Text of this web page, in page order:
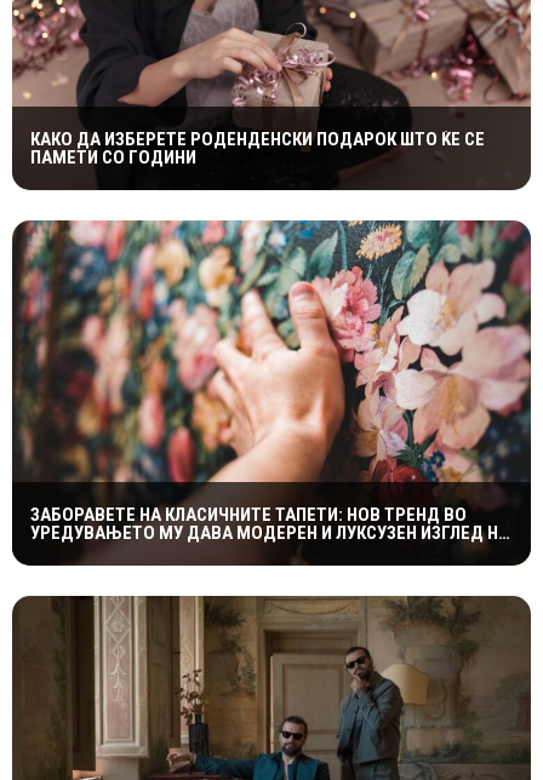
КАКО ДА ИЗБЕРЕТЕ РОДЕНДЕНСКИ ПОДАРОК ШТО ЌЕ СЕ
ПАМЕТИ СО ГОДИНИ
ЗАБОРАВЕТЕ НА КЛАСИЧНИТЕ ТАПЕТИ: НОВ ТРЕНД ВО
УРЕДУВАЊЕТО МУ ДАВА МОДЕРЕН И ЛУКСУЗЕН ИЗГЛЕД НА